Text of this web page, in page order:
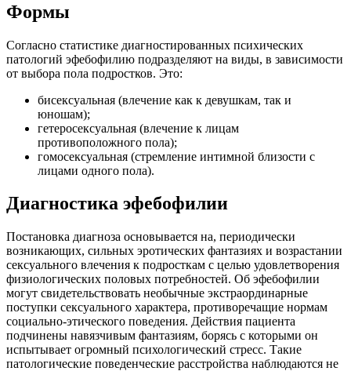
Формы
Согласно статистике диагностированных психических
патологий эфебофилию подразделяют на виды, в зависимости
от выбора пола подростков. Это:
бисексуальная (влечение как к девушкам, так и
юношам);
гетеросексуальная (влечение к лицам
противоположного пола);
гомосексуальная (стремление интимной близости с
лицами одного пола).
Диагностика эфебофилии
Постановка диагноза основывается на, периодически
возникающих, сильных эротических фантазиях и возрастании
сексуального влечения к подросткам с целью удовлетворения
физиологических половых потребностей. Об эфебофилии
могут свидетельствовать необычные экстраординарные
поступки сексуального характера, противоречащие нормам
социально-этического поведения. Действия пациента
подчинены навязчивым фантазиям, борясь с которыми он
испытывает огромный психологический стресс. Такие
патологические поведенческие расстройства наблюдаются не